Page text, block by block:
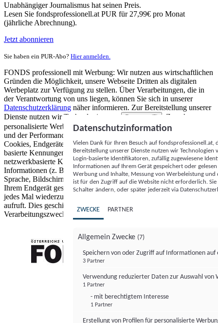
Unabhängiger Journalismus hat seinen Preis.
Lesen Sie fondsprofessionell.at PUR für 27,99€ pro Monat
(jährliche Abrechnung).
Jetzt abonnieren
Sie haben ein PUR-Abo? Hier anmelden.
FONDS professionell mit Werbung: Wir nutzen aus wirtschaftlichen
Gründen die Möglichkeit, unsere Webseite Dritten als digitalen
Werbeplatz zur Verfügung zu stellen. Über Verarbeitungen, die in
der Verantwortung von uns liegen, können Sie sich in unserer
Datenschutzerklärung näher informieren. Zur Bereitstellung unserer
Dienste nutzen wir Technologien von
Partnern (5)
. Zwecke:
personalisierte Werbung und Inhalte, Messung von Werbeleistung
und der Performance von Inhalten sowie Zielgruppenforschung.
Cookies, Endgeräte- oder ähnliche Online-Kennungen (z. B. login-
basierte Kennungen, zufällig generierte Kennungen,
netzwerkbasierte Kennungen) können zusammen mit anderen
Informationen (z. B. Browsertyp und Browserinformationen,
Sprache, Bildschirmgröße, unterstützte Technologien usw.) auf
Ihrem Endgerät gespeichert oder von dort ausgelesen werden, um es
jedes Mal wiederzuerkennen, wenn es eine App oder einer Webseite
aufruft. Dies geschieht für einen oder mehrere der hier aufgeführten
Verarbeitungszwecke.
Datenschutzinformation
Vielen Dank für Ihren Besuch auf
Bereitstellung unserer Dienste nutzen wir Technologien
Login-basierte Identifikatoren, zufällig zugewiesene
Informationen auf Ihrem Gerät gespeichert oder
Werbung und Inhalte, Messung von Werbeleistung
ist für den Zugriff auf die Website nicht erforderlich.
Schalter ändern, oder später jederzeit via
ZWECKE PARTNER
Allgemein Zwecke (7)
Speichern von oder Zugriff auf Informationen auf
3 Partner
Verwendung reduzierter Daten zur Auswahl von
1 Partner
- mit berechtigtem Interesse
1 Partner
Erstellung von Profilen für personalisierte
FONDS professionell